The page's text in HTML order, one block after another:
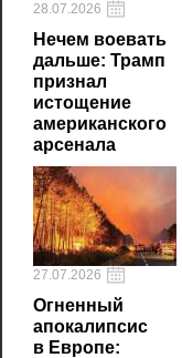
28.07.2026
Нечем воевать
дальше: Трамп
признал
истощение
американского
арсенала
27.07.2026
Огненный
апокалипсис
в Европе: